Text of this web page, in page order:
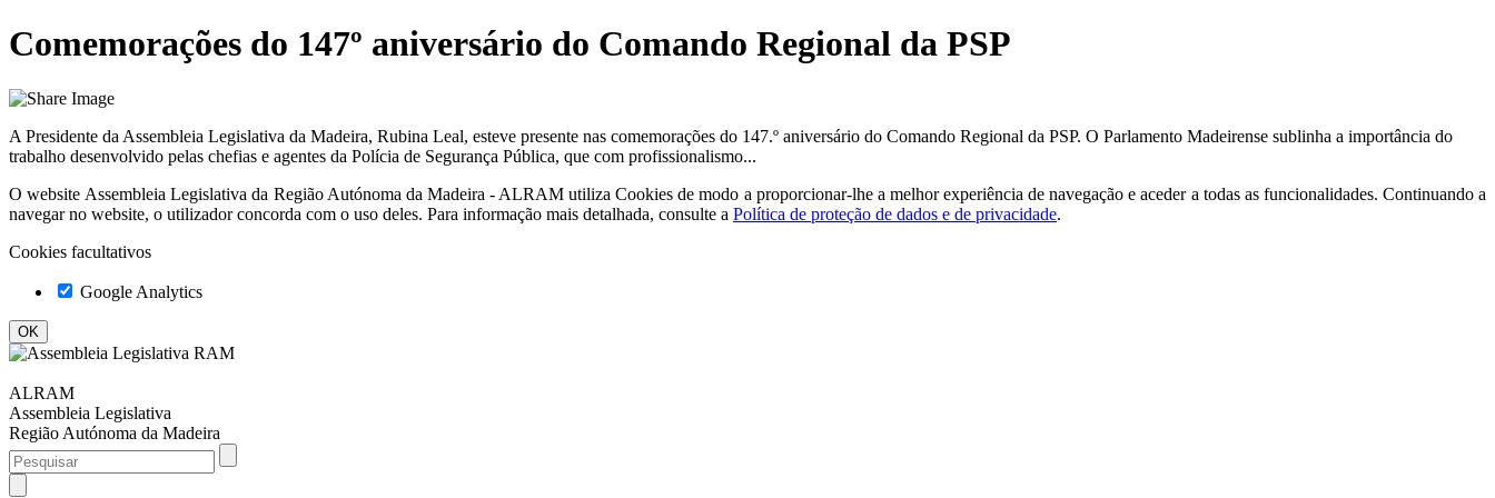
Comemorações do 147º aniversário do Comando Regional da PSP
A Presidente da Assembleia Legislativa da Madeira, Rubina Leal, esteve presente nas comemorações do 147.º aniversário do Comando Regional da PSP. O Parlamento Madeirense sublinha a importância do
trabalho desenvolvido pelas chefias e agentes da Polícia de Segurança Pública, que com profissionalismo...
O website Assembleia Legislativa da Região Autónoma da Madeira - ALRAM utiliza Cookies de modo a proporcionar-lhe a melhor experiência de navegação e aceder a todas as funcionalidades. Continuando a
navegar no website, o utilizador concorda com o uso deles. Para informação mais detalhada, consulte a Política de proteção de dados e de privacidade.
Cookies facultativos
Google Analytics
ALRAM
Assembleia Legislativa
Região Autónoma da Madeira